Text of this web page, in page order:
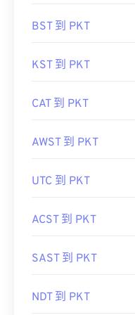
BST 到 PKT
KST 到 PKT
CAT 到 PKT
AWST 到 PKT
UTC 到 PKT
ACST 到 PKT
SAST 到 PKT
NDT 到 PKT